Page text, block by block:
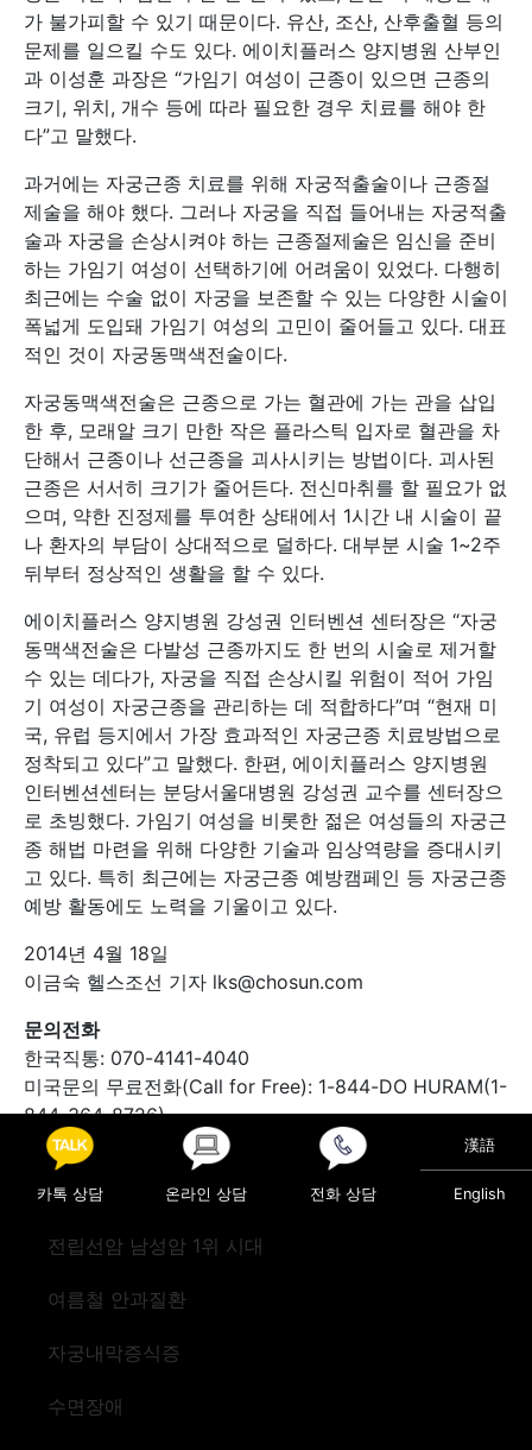
가 불가피할 수 있기 때문이다. 유산, 조산, 산후출혈 등의
문제를 일으킬 수도 있다. 에이치플러스 양지병원 산부인
과 이성훈 과장은 “가임기 여성이 근종이 있으면 근종의
크기, 위치, 개수 등에 따라 필요한 경우 치료를 해야 한
다”고 말했다.
과거에는 자궁근종 치료를 위해 자궁적출술이나 근종절
제술을 해야 했다. 그러나 자궁을 직접 들어내는 자궁적출
술과 자궁을 손상시켜야 하는 근종절제술은 임신을 준비
하는 가임기 여성이 선택하기에 어려움이 있었다. 다행히
최근에는 수술 없이 자궁을 보존할 수 있는 다양한 시술이
폭넓게 도입돼 가임기 여성의 고민이 줄어들고 있다. 대표
적인 것이 자궁동맥색전술이다.
자궁동맥색전술은 근종으로 가는 혈관에 가는 관을 삽입
한 후, 모래알 크기 만한 작은 플라스틱 입자로 혈관을 차
단해서 근종이나 선근종을 괴사시키는 방법이다. 괴사된
근종은 서서히 크기가 줄어든다. 전신마취를 할 필요가 없
으며, 약한 진정제를 투여한 상태에서 1시간 내 시술이 끝
나 환자의 부담이 상대적으로 덜하다. 대부분 시술 1~2주
뒤부터 정상적인 생활을 할 수 있다.
에이치플러스 양지병원 강성권 인터벤션 센터장은 “자궁
동맥색전술은 다발성 근종까지도 한 번의 시술로 제거할
수 있는 데다가, 자궁을 직접 손상시킬 위험이 적어 가임
기 여성이 자궁근종을 관리하는 데 적합하다”며 “현재 미
국, 유럽 등지에서 가장 효과적인 자궁근종 치료방법으로
정착되고 있다”고 말했다. 한편, 에이치플러스 양지병원
인터벤션센터는 분당서울대병원 강성권 교수를 센터장으
로 초빙했다. 가임기 여성을 비롯한 젊은 여성들의 자궁근
종 해법 마련을 위해 다양한 기술과 임상역량을 증대시키
고 있다. 특히 최근에는 자궁근종 예방캠페인 등 자궁근종
예방 활동에도 노력을 기울이고 있다.
2014년 4월 18일
이금숙 헬스조선 기자 lks@chosun.com
문의전화
한국직통: 070-4141-4040
미국문의 무료전화(Call for Free): 1-844-DO HURAM(1-
844-364-8726)
Posted in
유방암수술. 재건. 성형수술 [네트워크병원 양지병원]
카톡 상담 온라인 상담 전화 상담
漢語
English
전립선암 남성암 1위 시대
여름철 안과질환
자궁내막증식증
수면장애